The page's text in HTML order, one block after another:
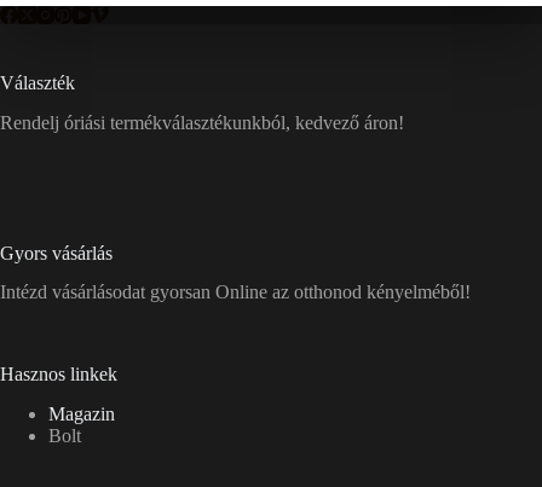
Választék
Rendelj óriási termékválasztékunkból, kedvező áron!
Gyors vásárlás
Intézd vásárlásodat gyorsan Online az otthonod kényelméből!
Hasznos linkek
Magazin
Bolt